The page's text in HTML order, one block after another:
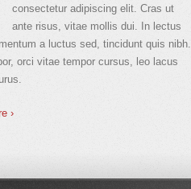
consectetur adipiscing elit. Cras ut
ante risus, vitae mollis dui. In lectus
a luctus sed, tincidunt quis nibh.
orci vitae tempor cursus, leo lacus
›